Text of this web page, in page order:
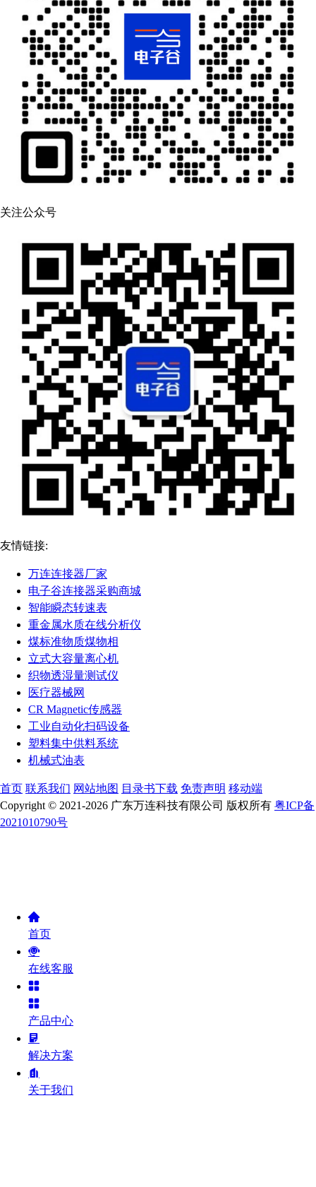
关注公众号
友情链接:
万连连接器厂家
电子谷连接器采购商城
智能瞬态转速表
重金属水质在线分析仪
煤标准物质煤物相
立式大容量离心机
织物透湿量测试仪
医疗器械网
CR Magnetic传感器
工业自动化扫码设备
塑料集中供料系统
机械式油表
首页 联系我们 网站地图 目录书下载 免责声明 移动端
Copyright © 2021-2026 广东万连科技有限公司 版权所有 粤ICP备
2021010790号
首页
在线客服
产品中心
解决方案
关于我们